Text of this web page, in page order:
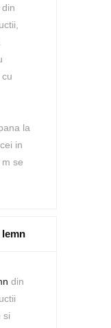
din
la
in
se
din
si